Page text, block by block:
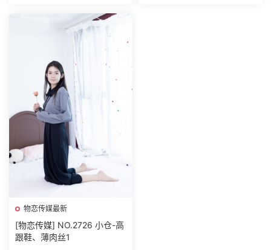
物恋传媒最新
[物恋传媒] NO.2726 小仓-高
跟鞋、薄肉丝1